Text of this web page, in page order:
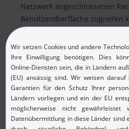
Netzwerk angeschlossenen
Benutzeroberfläche zugreifen
auf:Das Dashboard gibt
über die installierte Software
Verbotene oder
augenblicklich auf.
Vereinfachte Fehlersuche:
Änderungen an den Windows-
den AssetExplorer bei